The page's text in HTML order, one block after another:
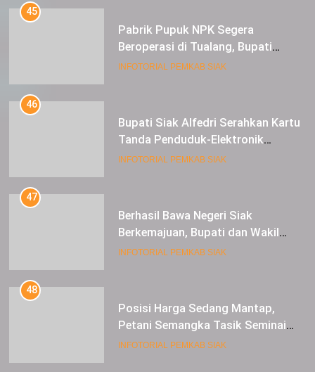
45
Pabrik Pupuk NPK Segera
Beroperasi di Tualang, Bupati
Alfedri Investasi ini Tingkatkan
INFOTORIAL PEMKAB SIAK
46
Bupati Siak Alfedri Serahkan Kartu
Tanda Penduduk-Elektronik
Kepada Pelajar SMK 1 Koto Gasib
INFOTORIAL PEMKAB SIAK
47
Berhasil Bawa Negeri Siak
Berkemajuan, Bupati dan Wakil
Bupati Siak Terima Gelar Adat
INFOTORIAL PEMKAB SIAK
48
Posisi Harga Sedang Mantap,
Petani Semangka Tasik Seminai
Raup Untung
INFOTORIAL PEMKAB SIAK